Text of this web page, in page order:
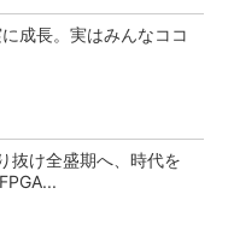
成長。実はみんなココ
抜け全盛期へ、時代を